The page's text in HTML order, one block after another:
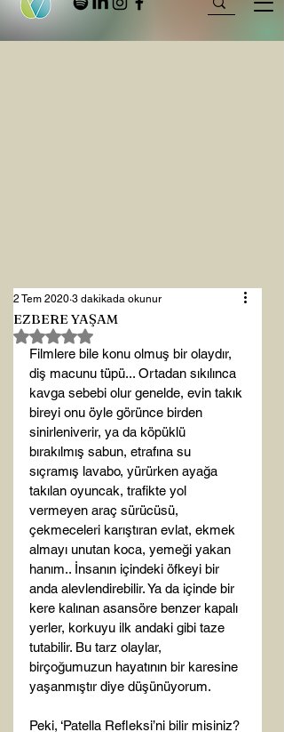
EZBERE YAŞAM
2 Tem 2020 3 dakikada okunur
5 üzerinden NaN yıldız
Filmlere bile konu olmuş bir olaydır,
diş macunu tüpü... Ortadan sıkılınca
kavga sebebi olur genelde, evin takık
bireyi onu öyle görünce birden
sinirleniverir, ya da köpüklü
bırakılmış sabun, etrafına su
sıçramış lavabo, yürürken ayağa
takılan oyuncak, trafikte yol
vermeyen araç sürücüsü,
çekmeceleri karıştıran evlat, ekmek
almayı unutan koca, yemeği yakan
hanım.. İnsanın içindeki öfkeyi bir
anda alevlendirebilir. Ya da içinde bir
kere kalınan asansöre benzer kapalı
yerler, korkuyu ilk andaki gibi taze
tutabilir. Bu tarz olaylar,
birçoğumuzun hayatının bir karesine
yaşanmıştır diye düşünüyorum.
Peki, ‘Patella Refleksi’ni bilir misiniz?